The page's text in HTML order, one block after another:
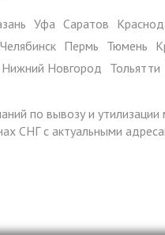
Уфа Саратов
Челябинск Пермь Тюмень
Нижний Новгород Тольятти
по вывозу и
СНГ с актуальными